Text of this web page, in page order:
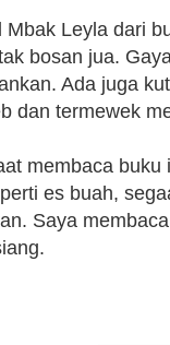
Leyla dari
bosan jua.
Ada juga
dan termewek
membaca
es buah,
Saya